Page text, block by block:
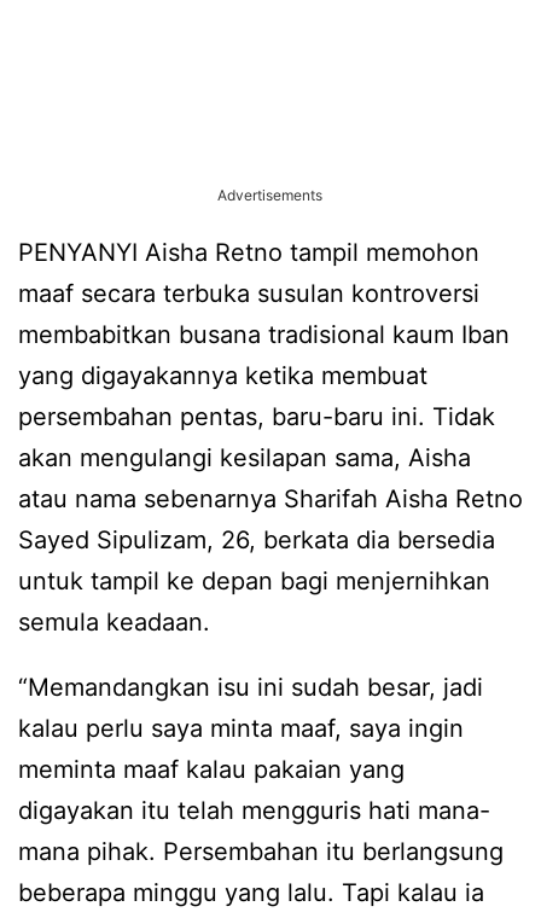
Advertisements
PENYANYI Aisha Retno tampil memohon
maaf secara terbuka susulan kontroversi
membabitkan busana tradisional kaum Iban
yang digayakannya ketika membuat
persembahan pentas, baru-baru ini. Tidak
akan mengulangi kesilapan sama, Aisha
atau nama sebenarnya Sharifah Aisha Retno
Sayed Sipulizam, 26, berkata dia bersedia
untuk tampil ke depan bagi menjernihkan
semula keadaan.
“Memandangkan isu ini sudah besar, jadi
kalau perlu saya minta maaf, saya ingin
meminta maaf kalau pakaian yang
digayakan itu telah mengguris hati mana-
mana pihak. Persembahan itu berlangsung
beberapa minggu yang lalu. Tapi kalau ia